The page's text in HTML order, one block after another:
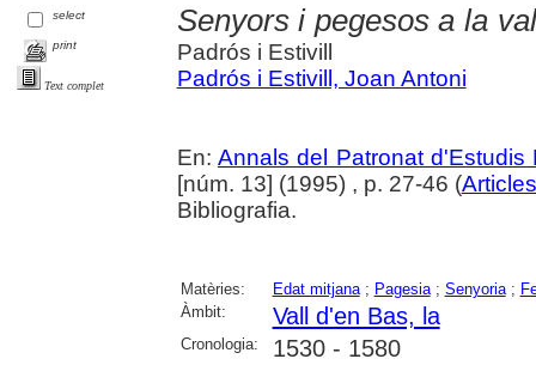
select
print
Text complet
Senyors i pegesos a la
Padrós i Estivill
Padrós i Estivill, Joan Antoni
En: Annals del Patronat d'Estudis
[núm. 13] (1995) , p. 27-46 (Articles
Bibliografia.
Matèries: Edat mitjana; Pagesia; Senyoria;
Àmbit:
Vall d'en Bas, la
Cronologia: 1530 - 1580